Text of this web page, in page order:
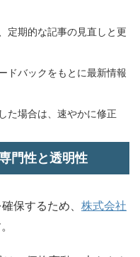
定期的な記事の見直しと更
ドバックをもとに最新情報
た場合は、速やかに修正
門性と透明性
保するため、 株式会社